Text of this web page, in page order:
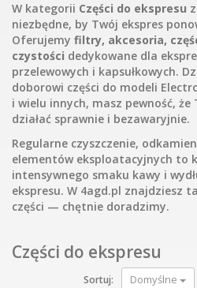
W kategorii Części do ekspresu
niezbędne, by Twój ekspres
Oferujemy filtry, akcesoria,
czystości dedykowane dla
przelewowych i kapsułkowych.
doborowi części do modeli
i wielu innych, masz pewność,
działać sprawnie i bezawaryjnie.
Regularne czyszczenie,
elementów eksploatacyjnych to
intensywnego smaku kawy i
ekspresu. W 4agd.pl znajdziesz
części — chętnie doradzimy.
Części do ekspresu
Sortuj: Domyślne